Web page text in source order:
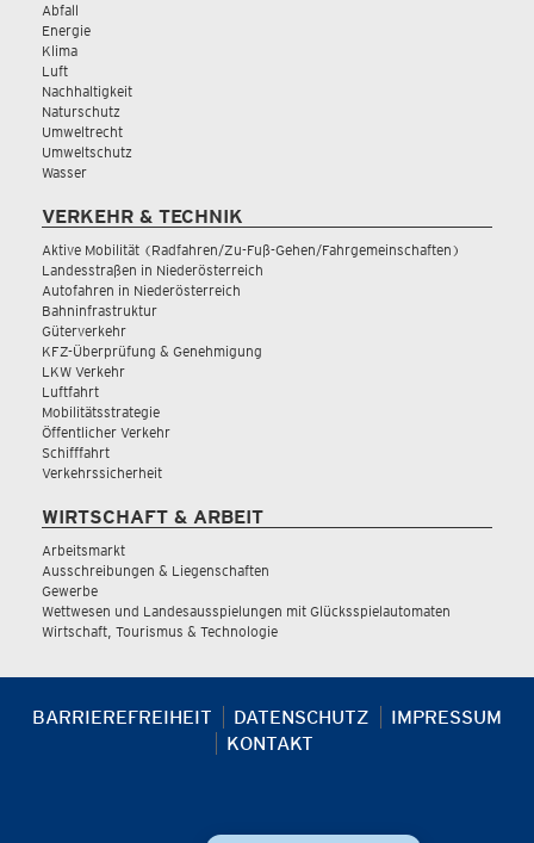
Abfall
Energie
Klima
Luft
Nachhaltigkeit
Naturschutz
Umweltrecht
Umweltschutz
Wasser
VERKEHR & TECHNIK
Aktive Mobilität (Radfahren/Zu-Fuß-Gehen/Fahrgemeinschaften)
Landesstraßen in Niederösterreich
Autofahren in Niederösterreich
Bahninfrastruktur
Güterverkehr
KFZ-Überprüfung & Genehmigung
LKW Verkehr
Luftfahrt
Mobilitätsstrategie
Öffentlicher Verkehr
Schifffahrt
Verkehrssicherheit
WIRTSCHAFT & ARBEIT
Arbeitsmarkt
Ausschreibungen & Liegenschaften
Gewerbe
Wettwesen und Landesausspielungen mit Glücksspielautomaten
Wirtschaft, Tourismus & Technologie
BARRIEREFREIHEIT DATENSCHUTZ
IMPRESSUM
KONTAKT